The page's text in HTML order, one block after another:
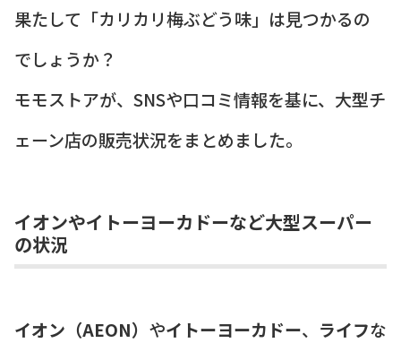
果たして「カリカリ梅ぶどう味」は見つかるの
でしょうか？
モモストアが、SNSや口コミ情報を基に、大型チ
ェーン店の販売状況をまとめました。
イオンやイトーヨーカドーなど大型スーパー
の状況
イオン（AEON） やイトーヨーカドー、 ライフな